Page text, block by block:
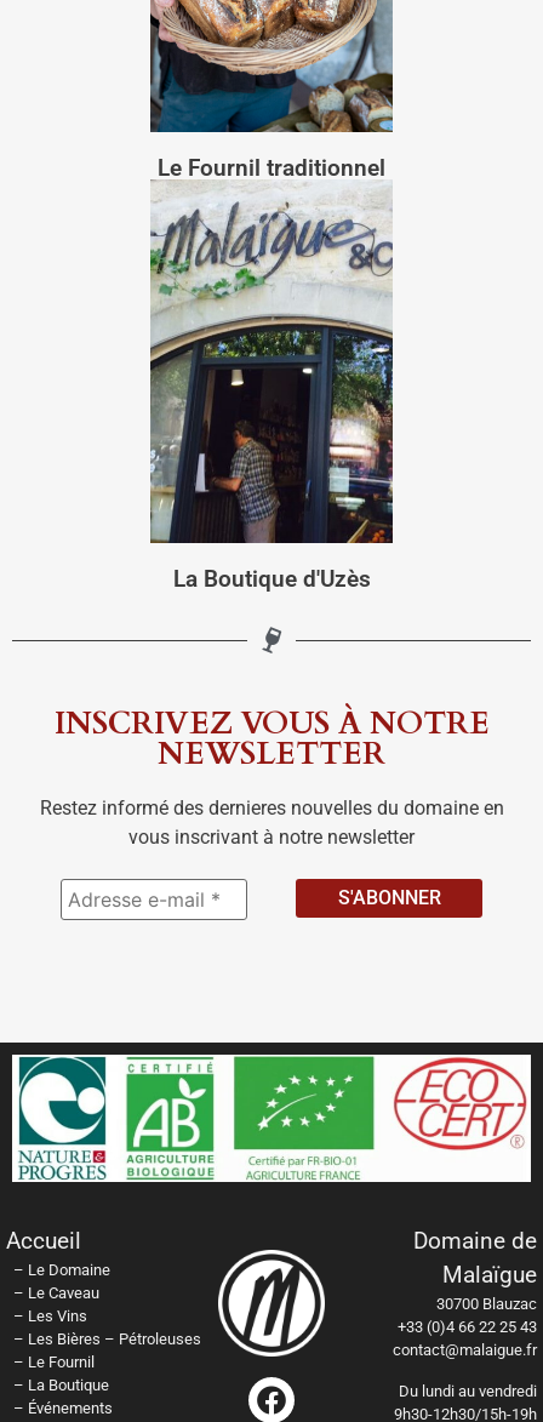
Le Fournil traditionnel
La Boutique d'Uzès
INSCRIVEZ VOUS À NOTRE
NEWSLETTER
Restez informé des dernieres nouvelles du domaine en
vous inscrivant à notre newsletter
Adresse
e-
mail
Accueil
– Le Domaine
– Le Caveau
– Les Vins
– Les Bières – Pétroleuses
– Le Fournil
– La Boutique
– Événements
Domaine de
Malaïgue
30700 Blauzac
+33 (0)4 66 22 25 43
contact@malaigue.fr
Du lundi au vendredi
9h30-12h30/15h-19h